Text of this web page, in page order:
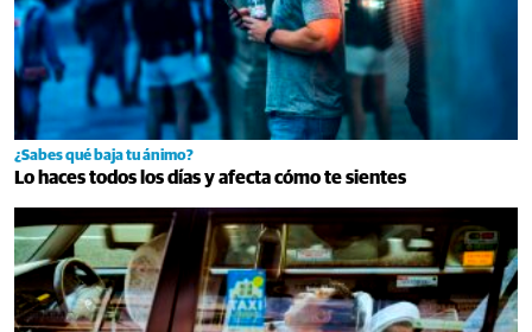
¿Sabes qué baja tu ánimo?
Lo haces todos los días y afecta cómo te sientes